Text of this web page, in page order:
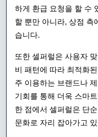
하게 환급 요청을 할 수
할 뿐만 아니라, 상점 측
습니다.
또한 셀퍼럴은 사용자
비 패턴에 따라 최적화
주 이용하는 브랜드나
기회를 통해 더욱 스마
한 점에서 셀퍼럴은 단
문화로 자리 잡아가고